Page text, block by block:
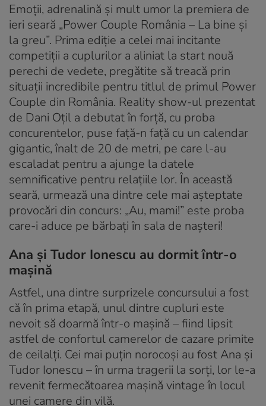
Emoții, adrenalină și mult umor la premiera de
ieri seară „Power Couple România – La bine și
la greu”. Prima ediție a celei mai incitante
competiții a cuplurilor a aliniat la start nouă
perechi de vedete, pregătite să treacă prin
situații incredibile pentru titlul de primul Power
Couple din România. Reality show-ul prezentat
de Dani Oțil a debutat în forță, cu proba
concurentelor, puse față-n față cu un calendar
gigantic, înalt de 20 de metri, pe care l-au
escaladat pentru a ajunge la datele
semnificative pentru relațiile lor. În această
seară, urmează una dintre cele mai așteptate
provocări din concurs: „Au, mami!” este proba
care-i aduce pe bărbați în sala de nașteri!
Ana și Tudor Ionescu au dormit într-o
mașină
Astfel, una dintre surprizele concursului a fost
că în prima etapă, unul dintre cupluri este
nevoit să doarmă într-o mașină – fiind lipsit
astfel de confortul camerelor de cazare primite
de ceilalți. Cei mai puțin norocoși au fost Ana și
Tudor Ionescu – în urma tragerii la sorți, lor le-a
revenit fermecătoarea mașină vintage în locul
unei camere din vilă.